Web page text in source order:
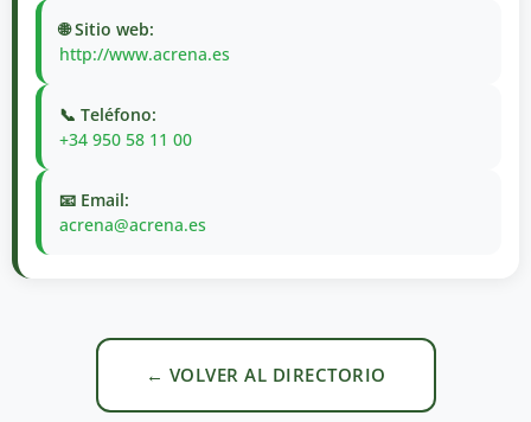
🌐 Sitio web:
http://www.acrena.es
📞 Teléfono:
+34 950 58 11 00
📧 Email:
acrena@acrena.es
← VOLVER AL DIRECTORIO